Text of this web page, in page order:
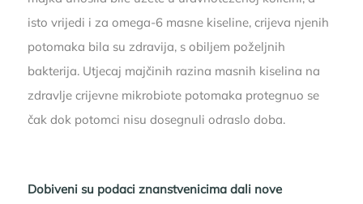
isto vrijedi i za omega-6 masne kiseline, crijeva njenih
potomaka bila su zdravija, s obiljem poželjnih
bakterija. Utjecaj majčinih razina masnih kiselina na
zdravlje crijevne mikrobiote potomaka protegnuo se
čak dok potomci nisu dosegnuli odraslo doba.
Dobiveni su podaci znanstvenicima dali nove